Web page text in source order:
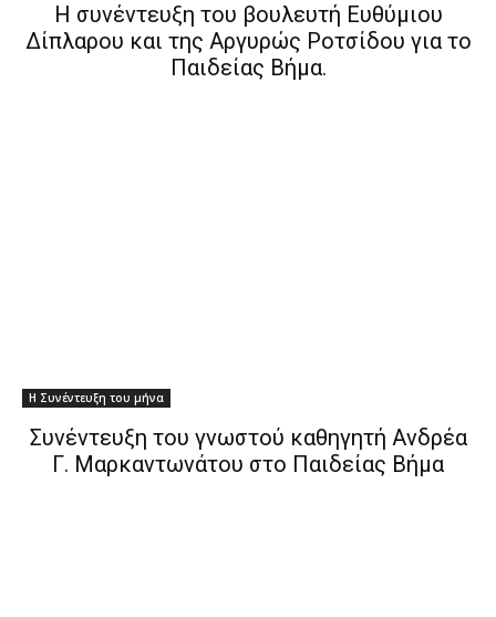
H συνέντευξη του βουλευτή Ευθύμιου
Δίπλαρου και της Αργυρώς Ροτσίδου για το
Παιδείας Βήμα.
Η Συνέντευξη του μήνα
Συνέντευξη του γνωστού καθηγητή Ανδρέα
Γ. Μαρκαντωνάτου στο Παιδείας Βήμα